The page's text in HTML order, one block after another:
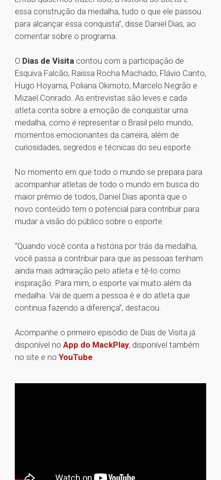
essa construção da medalha, tudo o que ele passou
para alcançar essa conquista”, disse Daniel Dias, ao
comentar sobre o programa.
O Dias de Visita contou com a participação de
Esquiva Falcão, Raissa Rocha Machado, Flávio Canto,
Hugo Hoyama, Poliana Okimoto, Marcelo Negrão e
Mizael Conrado. As entrevistas são leves e cada
atleta conta sobre a emoção de conquistar uma
medalha, como é representar o Brasil pelo mundo,
momentos emocionantes da carreira, além de
curiosidades, segredos e técnicas do seu esporte.
No momento em que todo o mundo se prepara para
acompanhar atletas de todo o mundo em busca do
maior prêmio de todos, Daniel Dias aponta que o
novo conteúdo tem o potencial para contribuir para
mudar a visão do público sobre o esporte.
“Quando você conta a história por trás da medalha,
você passa a contribuir para que as pessoas tenham
ainda mais admiração pelo atleta e tê-lo como
inspiração. Para mim, o esporte vai muito além da
medalha. Vai de quem a pessoa é e do atleta que
continua fazendo a diferença”, destacou.
Acompanhe o primeiro episódio de Dias de Visita já
disponível no App do MackPlay, disponível também
no site e no YouTube.